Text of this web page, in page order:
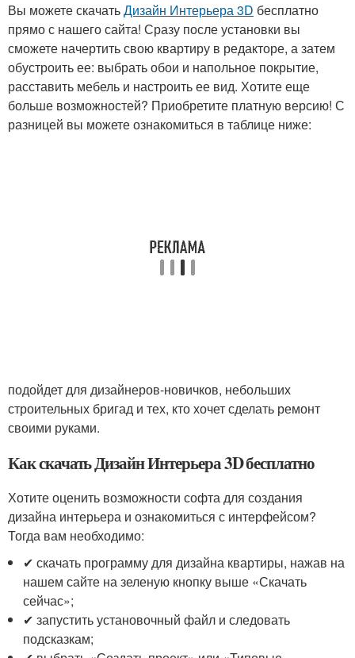
Вы можете скачатьДизайн Интерьера 3D бесплатно
прямо с нашего сайта! Сразу после установки вы
сможете начертить свою квартиру в редакторе, а затем
обустроить ее: выбрать обои и напольное покрытие,
расставить мебель и настроить ее вид. Хотите еще
больше возможностей? Приобретите платную версию! С
разницей вы можете ознакомиться в таблице ниже:
подойдет для дизайнеров-новичков, небольших
строительных бригад и тех, кто хочет сделать ремонт
своими руками.
Как скачать Дизайн Интерьера 3D бесплатно
Хотите оценить возможности софта для создания
дизайна интерьера и ознакомиться с интерфейсом?
Тогда вам необходимо:
✔ скачать программу для дизайна квартиры, нажав на
нашем сайте на зеленую кнопку выше «Скачать
сейчас»;
✔ запустить установочный файл и следовать
подсказкам;